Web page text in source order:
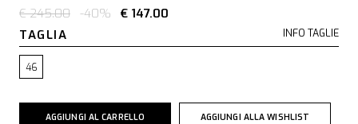
€ 245.00 -40%
€ 147.00
TAGLIA
INFO TAGLIE
46
AGGIUNGI AL CARRELLO AGGIUNGI ALLA WISHLIST